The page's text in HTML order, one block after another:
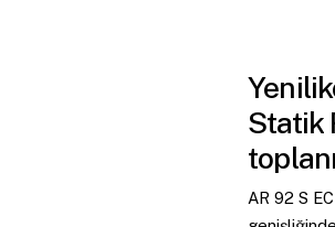
Statik
AR 92 S